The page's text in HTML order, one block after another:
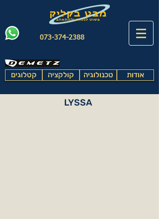
073-374-2388
קטלוגים קולקציה טכנולוגיה אודות
LYSSA